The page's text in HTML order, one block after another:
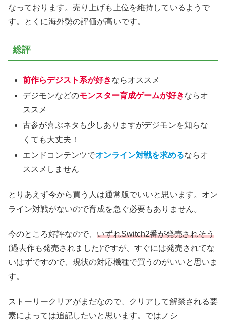
なっております。売り上げも上位を維持しているようで
す。とくに海外勢の評価が高いです。
総評
前作らデジスト系が好きならオススメ
デジモンなどのモンスター育成ゲームが好きならオ
ススメ
古参が喜ぶネタも少しありますがデジモンを知らな
くても大丈夫！
エンドコンテンツでオンライン対戦を求めるならオ
ススメしません
とりあえず今から買う人は通常版でいいと思います。オン
ライン対戦がないので育成を急ぐ必要もありません。
今のところ好評なので、 いずれSwitch2番が発売されそう
(過去作も発売されました)ですが、すぐには発売されてな
いはずですので、現状の対応機種で買うのがいいと思いま
す。
ストーリークリアがまだなので、クリアして解禁される要
素によっては追記したいと思います。ではノシ